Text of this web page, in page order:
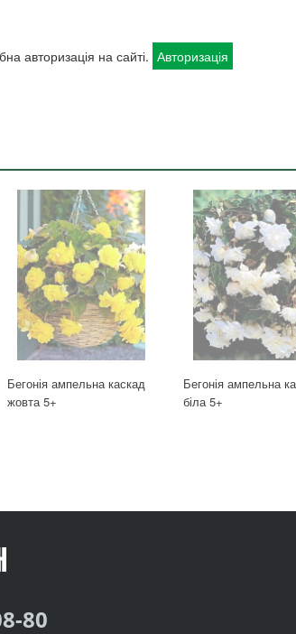
авторизація на сайті. Авторизація
Бегонія ампельна каскад
жовта 5+
Бегонія ампельна
біла 5+
80